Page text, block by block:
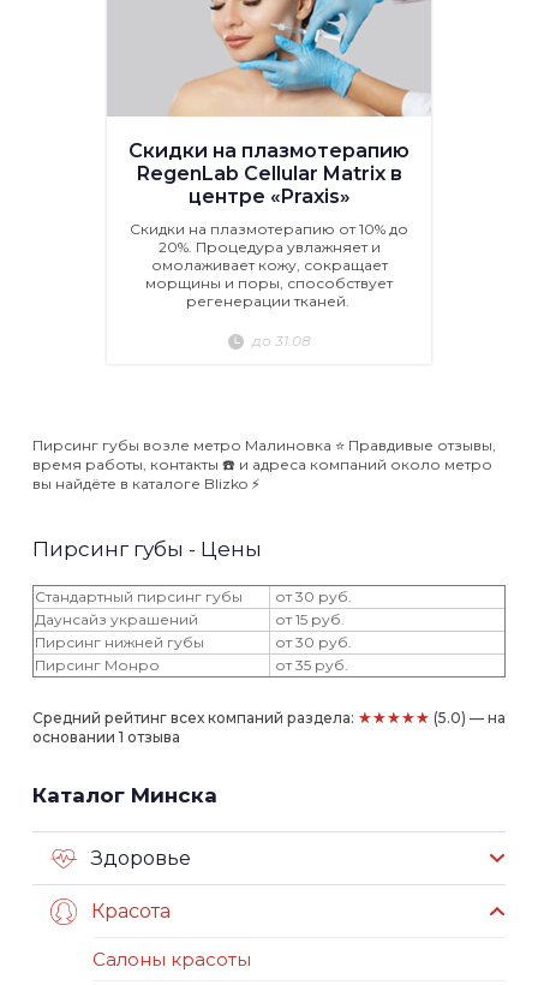
Скидки на плазмотерапию
RegenLab Cellular Matrix в
центре «Praxis»
Скидки на плазмотерапию от 10% до
20%. Процедура увлажняет и
омолаживает кожу, сокращает
морщины и поры, способствует
регенерации тканей.
до 31.08
Пирсинг губы возле метро Малиновка ⭐️ Правдивые отзывы,
время работы, контакты ☎️ и адреса компаний около метро
вы найдёте в каталоге Blizko ⚡️
Пирсинг губы - Цены
Стандартный пирсинг губы
от 30 руб.
Даунсайз украшений
от 15 руб.
Пирсинг нижней губы
от 30 руб.
Пирсинг Монро
от 35 руб.
Средний рейтинг всех компаний раздела: ★★★★★ (5.0) — на
основании 1 отзыва
Каталог Минска
Здоровье
Красота
Салоны красоты